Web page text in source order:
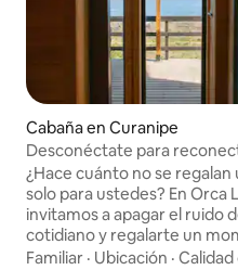
Cabaña en Curanipe
Desconéctate para
Lodge - Sur
¿Hace cuánto no se
solo para ustedes? En Orca Lodge te
invitamos a apagar el ruido
cotidiano y regalarte un
calma junto al mar con tu
Familiar · Ubicación ·